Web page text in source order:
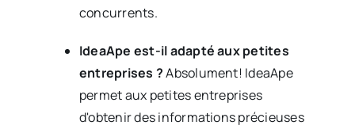
concurrents.
IdeaApe est-il adapté aux petites
entreprises ?Absolument! IdeaApe
permet aux petites entreprises
d'obtenir des informations précieuses